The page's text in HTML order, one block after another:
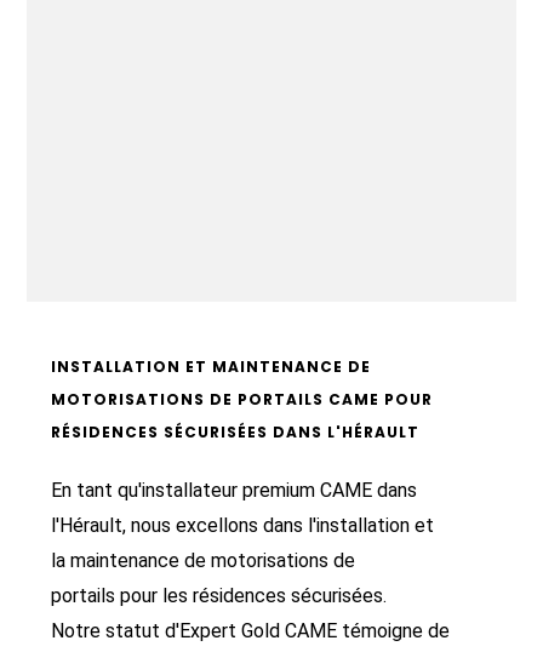
INSTALLATION ET MAINTENANCE DE
MOTORISATIONS DE PORTAILS CAME POUR
RÉSIDENCES SÉCURISÉES DANS L'HÉRAULT
En tant qu'installateur premium CAME dans
l'Hérault, nous excellons dans l'installation et
la maintenance de motorisations de
portails pour les résidences sécurisées.
Notre statut d'Expert Gold CAME témoigne de